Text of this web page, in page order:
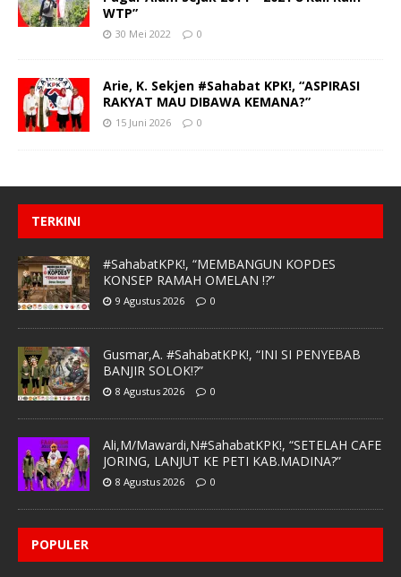
WTP”
30 Mei 2022 0
Arie, K. Sekjen #Sahabat KPK!, “ASPIRASI
RAKYAT MAU DIBAWA KEMANA?”
15 Juni 2026 0
TERKINI
#SahabatKPK!, “MEMBANGUN KOPDES
KONSEP RAMAH OMELAN !?”
9 Agustus 2026 0
Gusmar,A. #SahabatKPK!, “INI SI PENYEBAB
BANJIR SOLOK!?”
8 Agustus 2026 0
Ali,M/Mawardi,N#SahabatKPK!, “SETELAH CAFE
JORING, LANJUT KE PETI KAB.MADINA?”
8 Agustus 2026 0
POPULER